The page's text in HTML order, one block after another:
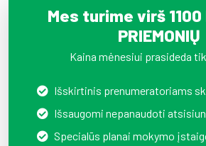
Mes turime virš 1100
PRIEMONIŲ
Kaina mėnesiui prasideda
Išskirtinis prenumeratoriams
Išsaugomi nepanaudoti
Specialūs planai mokymo